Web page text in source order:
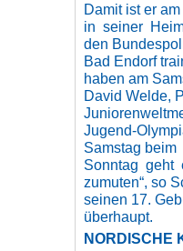
Damit ist er
in seiner
den
Bad Endorf
haben am
David Welde,
Jugend-
Samstag
Sonntag
zumuten“, so
seinen 17.
überhaupt.
NORDISCHE